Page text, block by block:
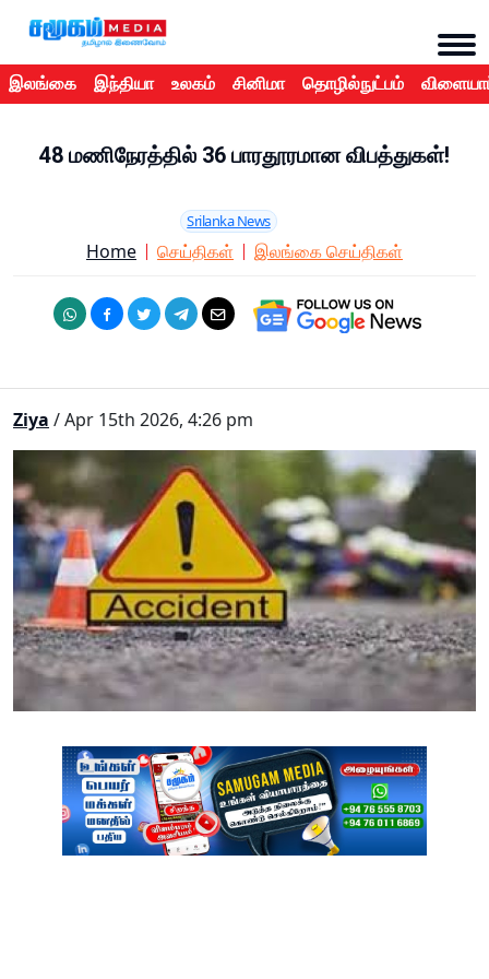
இலங்கை இந்தியா உலகம் சினிமா தொழில்நுட்பம்
48 மணிநேரத்தில் 36 பாரதூரமான விபத்துகள்!
Srilanka News
Home செய்திகள் இலங்கை செய்திகள்
Ziya / Apr 15th 2026, 4:26 pm